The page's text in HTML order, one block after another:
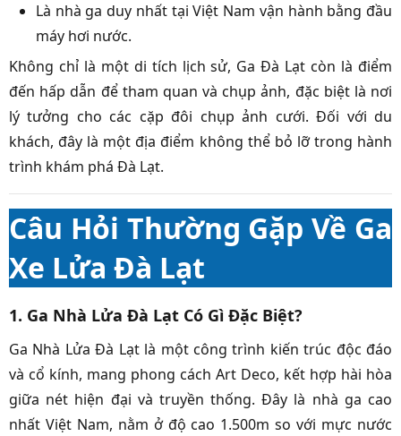
Là nhà ga duy nhất tại Việt Nam vận hành bằng đầu
máy hơi nước.
Không chỉ là một di tích lịch sử, Ga Đà Lạt còn là điểm
đến hấp dẫn để tham quan và chụp ảnh, đặc biệt là nơi
lý tưởng cho các cặp đôi chụp ảnh cưới. Đối với du
khách, đây là một địa điểm không thể bỏ lỡ trong hành
trình khám phá Đà Lạt.
Câu Hỏi Thường Gặp Về Ga
Xe Lửa Đà Lạt
1. Ga Nhà Lửa Đà Lạt Có Gì Đặc Biệt?
Ga Nhà Lửa Đà Lạt là một công trình kiến trúc độc đáo
và cổ kính, mang phong cách Art Deco, kết hợp hài hòa
giữa nét hiện đại và truyền thống. Đây là nhà ga cao
nhất Việt Nam, nằm ở độ cao 1.500m so với mực nước